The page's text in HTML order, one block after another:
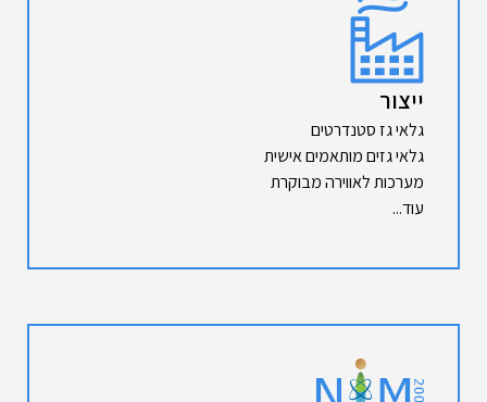
ייצור
גלאי גז סטנדרטים
גלאי גזים מותאמים אישית
מערכות לאווירה מבוקרת
עוד...